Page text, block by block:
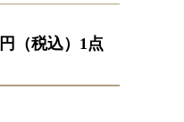
円（税込）1点